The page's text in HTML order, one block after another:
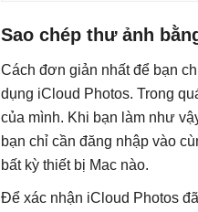
Sao chép thư ảnh
Cách đơn giản nhất để bạn
dụng iCloud Photos. Trong
của mình. Khi bạn làm như
bạn chỉ cần đăng nhập vào
bất kỳ thiết bị Mac nào.
Để xác nhận iCloud Photos